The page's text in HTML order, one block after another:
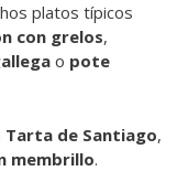
platos típicos
con grelos,
o pote
Tarta de Santiago,
membrillo.